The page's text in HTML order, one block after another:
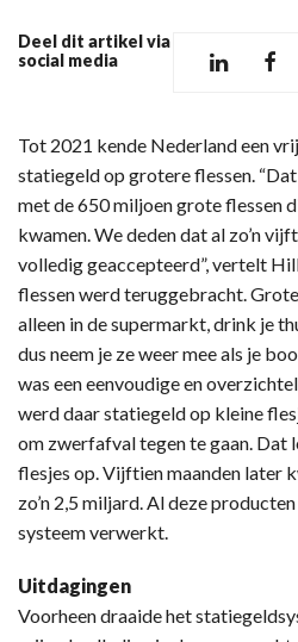
Deel dit artikel via
social media
Tot 2021 kende Nederland een
statiegeld op grotere flessen.
met de 650 miljoen grote flessen
kwamen. We deden dat al zo’n
volledig geaccepteerd”, vertelt
flessen werd teruggebracht.
alleen in de supermarkt, drink je
dus neem je ze weer mee als je
was een eenvoudige en
werd daar statiegeld op kleine
om zwerfafval tegen te gaan. Dat
flesjes op. Vijftien maanden later
zo’n 2,5 miljard. Al deze
systeem verwerkt.
Uitdagingen
Voorheen draaide het